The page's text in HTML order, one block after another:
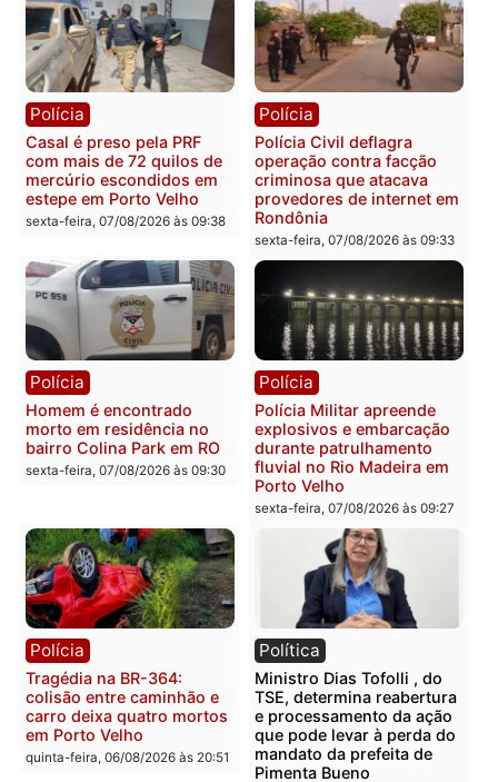
Polícia
2 MILHÕES – Unnesa
apresenta documentos
que comprovam
transparência e legalidade
na operação alvo da PF
sexta-feira, 07/08/2026 às 12:24
Polícia
Polícia Federal apreende
400 quilos de drogas e
prende motorista em RO
sexta-feira, 07/08/2026 às
Polícia
Casal é preso pela PRF
com mais de 72 quilos de
mercúrio escondidos em
estepe em Porto Velho
Polícia
Polícia Civil deflagra
operação contra facção
criminosa que atacava
provedores de internet
Rondônia
sexta-feira, 07/08/2026 às
Polícia
Homem é encontrado
morto em residência no
bairro Colina Park em RO
Polícia
Polícia Militar apreende
explosivos e
durante patrulhamento